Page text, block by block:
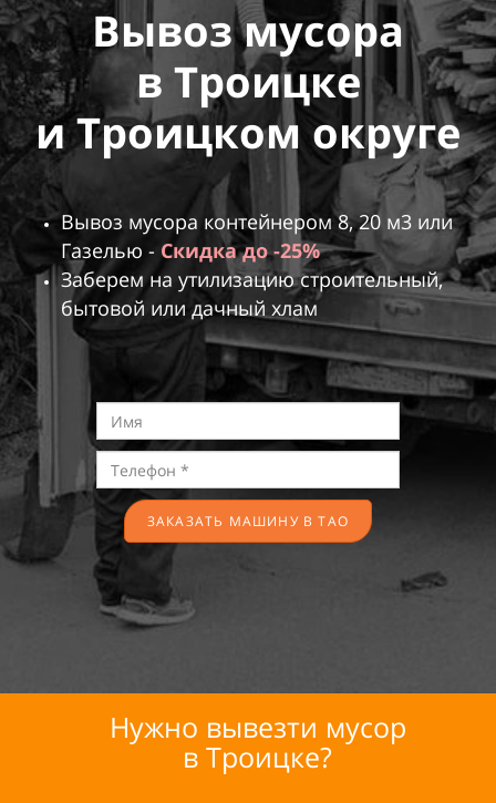
Вывоз мусора
в Троицке
и Троицком округе
Вывоз мусора контейнером 8, 20 м3 или
Газелью - Скидка до -25%
Заберем на утилизацию строительный,
бытовой или дачный хлам
ЗАКАЗАТЬ МАШИНУ В ТАО
Нужно вывезти мусор
в Троицке?